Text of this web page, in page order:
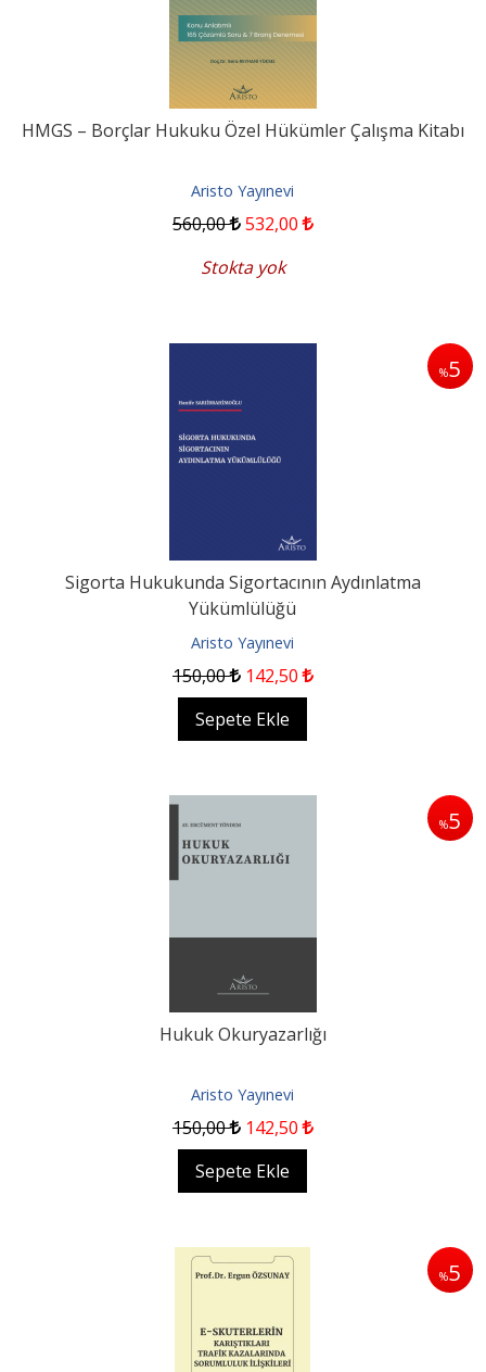
HMGS – Borçlar Hukuku Özel Hükümler Çalışma Kitabı
Aristo Yayınevi
560,00 532,00
Stokta yok
%5
Sigorta Hukukunda Sigortacının Aydınlatma
Yükümlülüğü
Aristo Yayınevi
150,00 142,50
Sepete Ekle
%5
Hukuk Okuryazarlığı
Aristo Yayınevi
150,00 142,50
Sepete Ekle
%5